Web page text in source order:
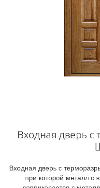
Входная дверь
Входная дверь с
при которой металл с